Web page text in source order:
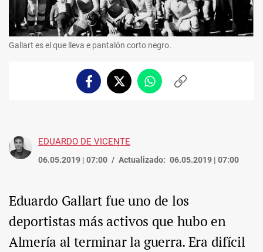
Gallart es el que lleva e pantalón corto negro.
FacebookTwitterWhatsappCopiar
EDUARDO DE VICENTE
06.05.2019 | 07:00 Actualizado: 06.05.2019 | 07:00
Eduardo Gallart fue uno de los
deportistas más activos que hubo en
Almería al terminar la guerra. Era difícil